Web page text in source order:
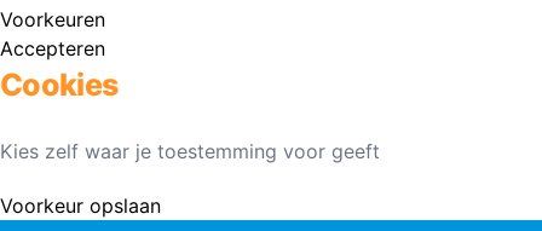
Voorkeuren
Accepteren
Cookies
Kies zelf waar je toestemming voor geeft
Voorkeur opslaan